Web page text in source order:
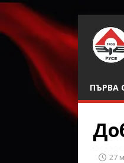
ПЪРВА
27